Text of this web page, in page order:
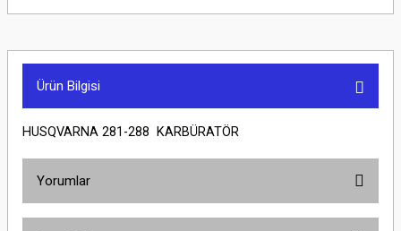
Ürün Bilgisi
HUSQVARNA 281-288 KARBÜRATÖR
Yorumlar